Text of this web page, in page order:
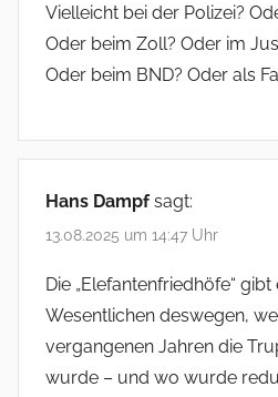
Vielleicht bei der Polizei?
Oder beim Zoll? Oder im
Oder beim BND? Oder als
Hans Dampf sagt:
13.08.2025 um 14:47 Uhr
Die „Elefantenfriedhöfe“
Wesentlichen deswegen,
vergangenen Jahren die
wurde – und wo wurde